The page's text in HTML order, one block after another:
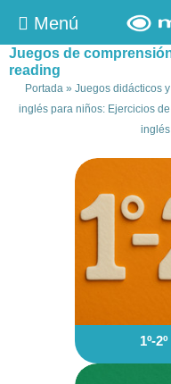
Menú
Juegos de
reading
Portada» Juegos didácticos
inglés para niños: Ejercicios
1º-